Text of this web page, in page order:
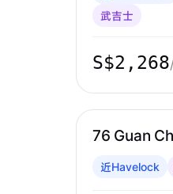
武吉士
S$2,268
中峇鲁 & 红
76 Guan
近Havelock